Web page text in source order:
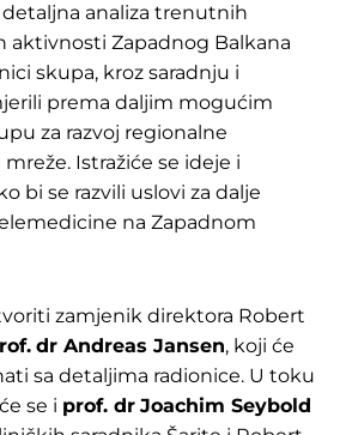
analiza trenutnih
aktivnosti Zapadnog Balkana
skupa, kroz saradnju i
prema daljim mogućim
za razvoj regionalne
Istražiće se ideje i
bi se razvili uslovi za dalje
na Zapadnom
zamjenik direktora Robert
dr Andreas Jansen, koji će
sa detaljima radionice. U toku
se i prof. dr Joachim Seybold